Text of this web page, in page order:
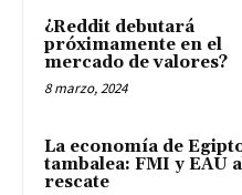
¿Reddit debutará
próximamente en el
mercado de valores?
8 marzo, 2024
La economía de
tambalea: FMI y EAU
rescate